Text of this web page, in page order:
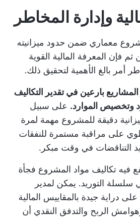
وإدارة المخاطر
معماري ضمن حدود ميزانيته
فإن المعرفة المالية القوية
أمر بالغ الأهمية لتحقيق ذلك.
بارعين في تقدير التكاليف
وتخصيص الموارد. على سبيل
دقيقة للمشروع مهمة لمرة
على مراقبة مستمرة للنفقات
التناقضات في وقت مبكر.
فيه تكاليف مواد المشروع فجأة
التوريد. يمكن لمدير
دراية جيدة بالمقاييس المالية
الربح والتدفق النقدي أن